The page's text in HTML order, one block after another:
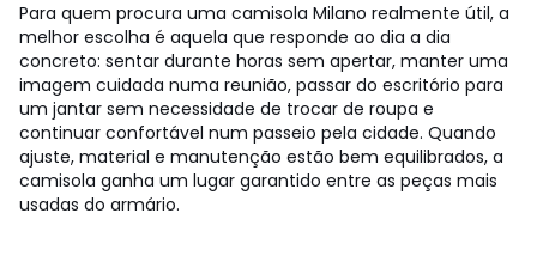
Para quem procura uma camisola Milano realmente útil, a
melhor escolha é aquela que responde ao dia a dia
concreto: sentar durante horas sem apertar, manter uma
imagem cuidada numa reunião, passar do escritório para
um jantar sem necessidade de trocar de roupa e
continuar confortável num passeio pela cidade. Quando
ajuste, material e manutenção estão bem equilibrados, a
camisola ganha um lugar garantido entre as peças mais
usadas do armário.